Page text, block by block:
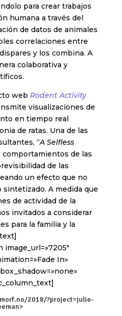
para crear trabajos
humana a través del
de datos de animales
correlaciones entre
y los combina. A
colaborativa y
web Rodent Activity
visualizaciones de
en tiempo real
de ratas. Una de las
“A Selfless
de las
de las
un efecto que no
A medida que
de actividad de la
invitados a considerar
para la familia y la
In»
2018/?project=julie-
>